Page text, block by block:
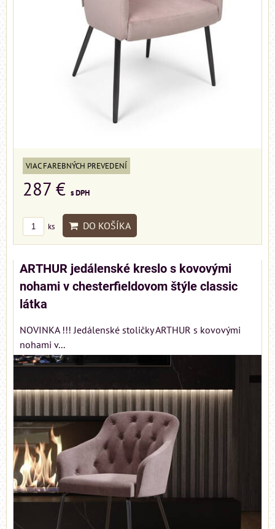
VIAC FAREBNÝCH PREVEDENÍ
287 € s DPH
ks DO KOŠÍKA
ARTHUR jedálenské kreslo s kovovými
nohami v chesterfieldovom štýle classic
látka
NOVINKA !!! Jedálenské stoličky ARTHUR s kovovými
nohami v...